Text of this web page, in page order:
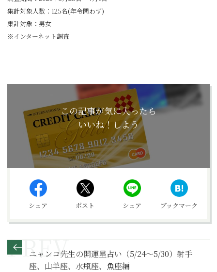
集計対象人数：125名(年令問わず)
集計対象：男女
※インターネット調査
この記事が気に入ったら
いいね！しよう
シェア ポスト シェア ブックマーク
ニャンコ先生の開運星占い（5/24～5/30）射手
座、山羊座、水瓶座、魚座編